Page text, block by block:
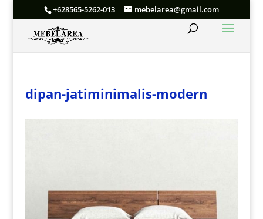
+628565-5262-013 mebelarea@gmail.com
dipan-jatiminimalis-modern